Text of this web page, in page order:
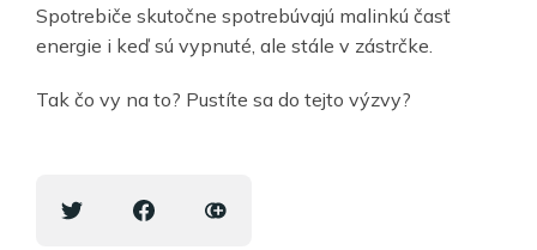
Spotrebiče skutočne spotrebúvajú malinkú časť
energie i keď sú vypnuté, ale stále v zástrčke.
Tak čo vy na to? Pustíte sa do tejto výzvy?